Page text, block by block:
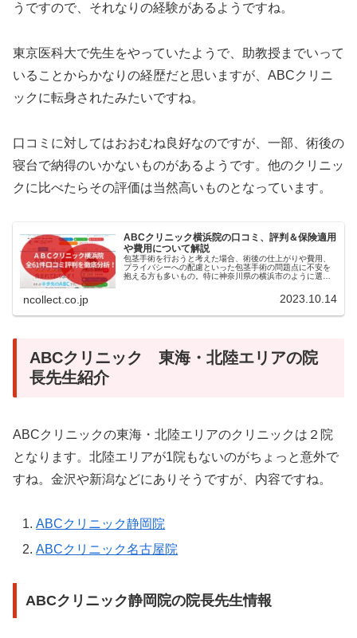
うですので、それなりの経験があるようですね。
東京医科大で先生をやっていたようで、助教授までいって
いることからかなりの経歴だと思いますが、ABCクリニ
ックに転身されたみたいですね。
口コミに対してはおおむね良好なのですが、一部、術後の
寝台で納得のいかないものがあるようです。他のクリニッ
クに比べたらその評価は当然高いものとなっています。
ABCクリニック横浜院の口コミ、評判＆保険適用
や費用について解説
包茎手術を行おうと考えた場合、術後の仕上がりや費用、
プライバシーへの配慮といった包茎手術の問題点に不安を
抱える方も多いもの。特に神奈川県の横浜市のように選択
ncollect.co.jp 2023.10.14
ABCクリニック 東海・北陸エリアの院
長先生紹介
ABCクリニックの東海・北陸エリアのクリニックは２院
となります。北陸エリアが1院もないのがちょっと意外で
すね。金沢や新潟などにありそうですが、内容ですね。
ABCクリニック静岡院
ABCクリニック名古屋院
ABCクリニック静岡院の院長先生情報